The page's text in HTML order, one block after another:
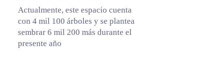
Actualmente, este espacio cuenta
con 4 mil 100 árboles y se plantea
sembrar 6 mil 200 más durante el
presente año